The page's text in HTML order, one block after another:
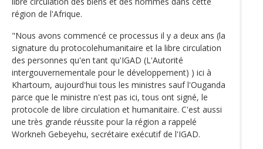
région de l'Afrique.
"Nous avons commencé ce processus il y a deux ans (la
signature du protocolehumanitaire et la libre circulation
des personnes qu'en tant qu'IGAD (L'Autorité
intergouvernementale pour le développement) ) ici à
Khartoum, aujourd'hui tous les ministres sauf l'Ouganda
parce que le ministre n'est pas ici, tous ont signé, le
protocole de libre circulation et humanitaire. C'est aussi
une très grande réussite pour la région a rappelé
Workneh Gebeyehu, secrétaire exécutif de l'IGAD.